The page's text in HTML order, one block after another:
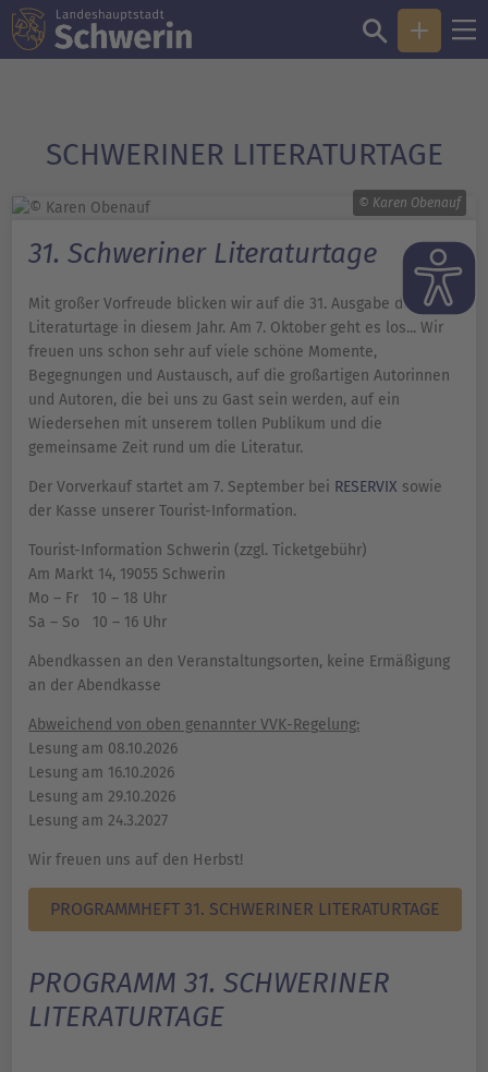
SCHWERINER LITERATURTAGE
© Karen Obenauf
31. Schweriner Literaturtage
Mit großer Vorfreude blicken wir auf die 31. Ausgabe der
Literaturtage in diesem Jahr. Am 7. Oktober geht es los... Wir
freuen uns schon sehr auf viele schöne Momente,
Begegnungen und Austausch, auf die großartigen Autorinnen
und Autoren, die bei uns zu Gast sein werden, auf ein
Wiedersehen mit unserem tollen Publikum und die
gemeinsame Zeit rund um die Literatur.
Der Vorverkauf startet am 7. September bei RESERVIX sowie
der Kasse unserer Tourist-Information.
Tourist-Information Schwerin (zzgl. Ticketgebühr)
Am Markt 14, 19055 Schwerin
Mo – Fr 10 – 18 Uhr
Sa – So 10 – 16 Uhr
Abendkassen an den Veranstaltungsorten, keine Ermäßigung
an der Abendkasse
Abweichend von oben genannter VVK-Regelung:
Lesung am 08.10.2026
Lesung am 16.10.2026
Lesung am 29.10.2026
Lesung am 24.3.2027
Wir freuen uns auf den Herbst!
PROGRAMMHEFT 31. SCHWERINER LITERATURTAGE
PROGRAMM 31. SCHWERINER
LITERATURTAGE